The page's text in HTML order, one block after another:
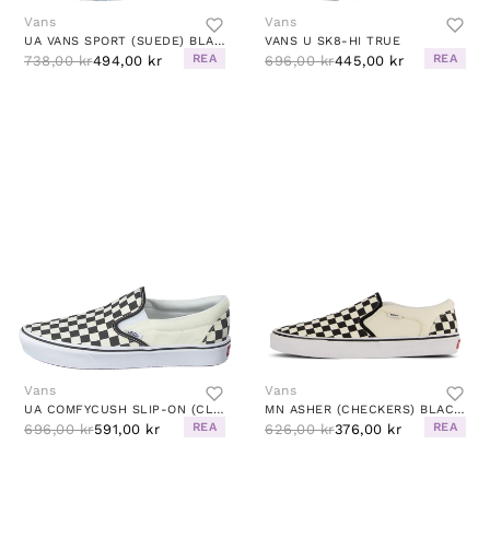
Vans
UA VANS SPORT (SUEDE) BLACK
738,00 kr494,00 kr REA
Vans
VANS U SK8-HI TRUE
696,00 kr445,00 kr REA
Vans
UA COMFYCUSH SLIP-ON (CLASSIC) CHECKERBOARD/TRUE WH
696,00 kr591,00 kr REA
Vans
MN ASHER (CHECKERS) BLACK/NATURAL
626,00 kr376,00 kr REA